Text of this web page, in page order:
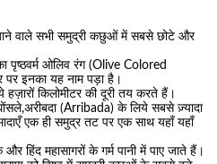
वाले सभी समुद्री कछुओं में सबसे छोटे और
पृष्ठवर्म ओलिव रंग (Olive Colored
इनका यह नाम पड़ा है।
किलोमीटर की दूरी तय करते हैं।
(Arribada) के लिये सबसे ज़्यादा
एक ही समुद्र तट पर एक साथ यहाँ यहाँ
हिंद महासागरों के गर्म पानी में पाए जाते हैं।